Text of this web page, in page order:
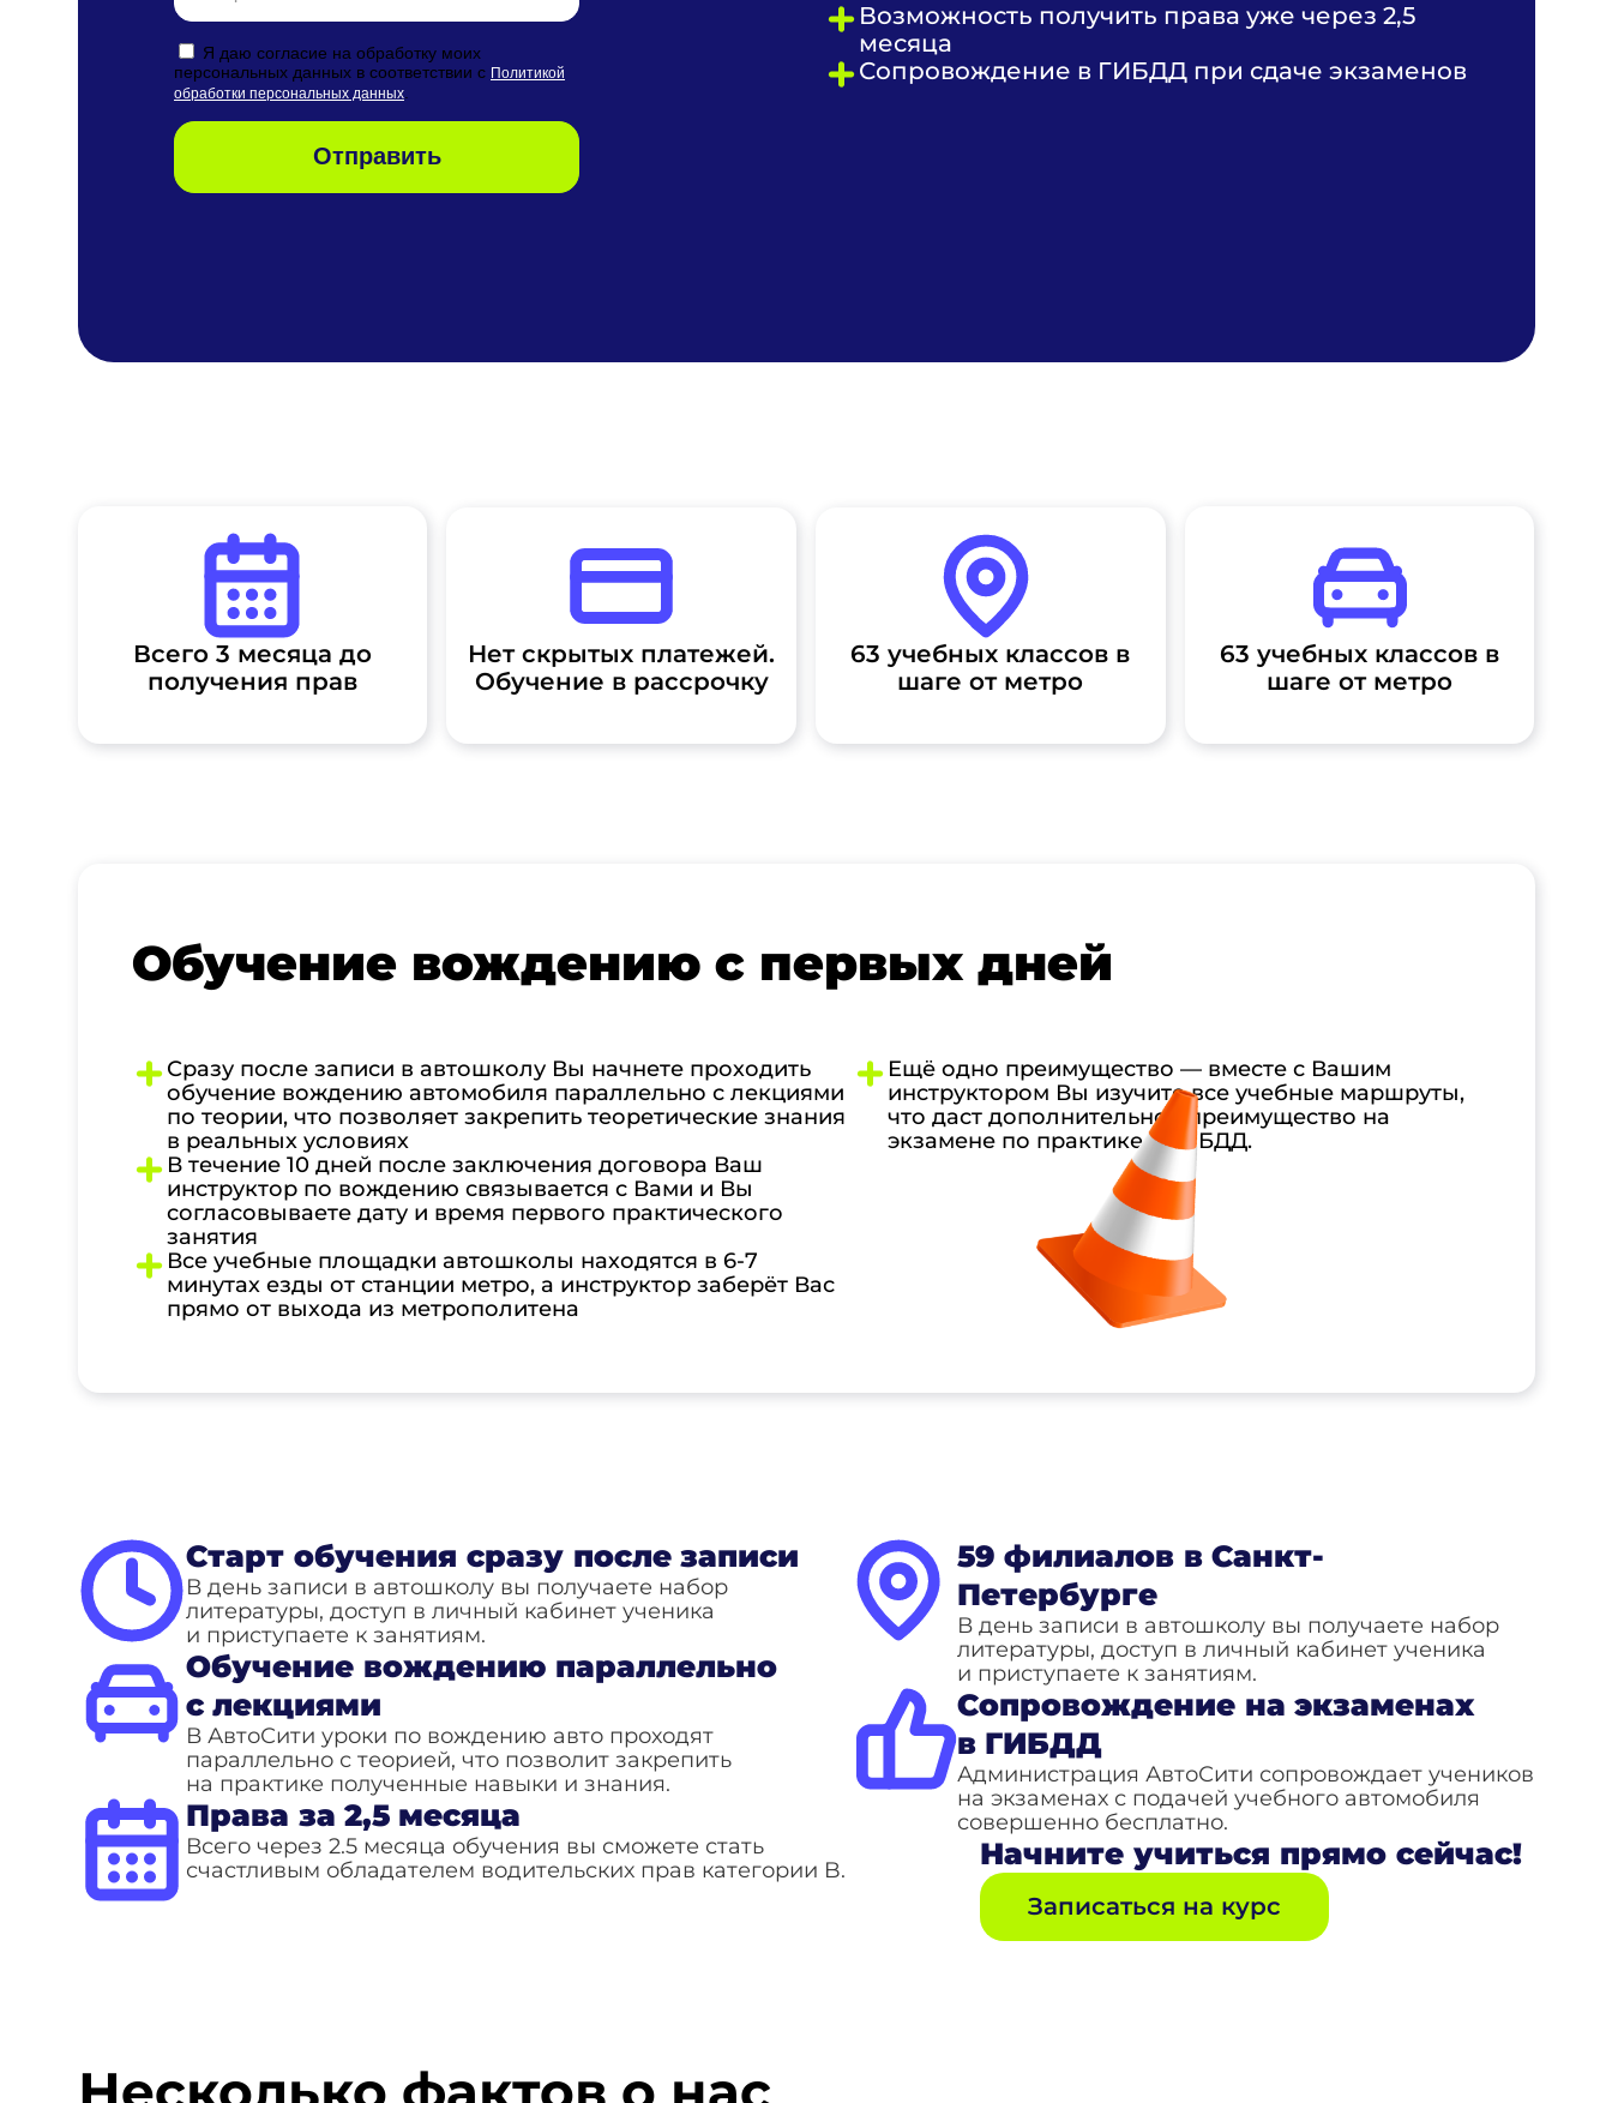
Возможность получить права уже через 2,5
месяца
Сопровождение в ГИБДД при сдаче экзаменов
Всего 3 месяца до
получения прав
Нет скрытых платежей.
Обучение в рассрочку
63 учебных классов в
шаге от метро
63 учебных классов в
шаге от метро
Обучение вождению с первых дней
Сразу после записи в автошколу Вы начнете проходить
обучение вождению автомобиля параллельно с лекциями
по теории, что позволяет закрепить теоретические знания
в реальных условиях
В течение 10 дней после заключения договора Ваш
инструктор по вождению связывается с Вами и Вы
согласовываете дату и время первого практического
занятия
Все учебные площадки автошколы находятся в 6-7
минутах езды от станции метро, а инструктор заберёт Вас
прямо от выхода из метрополитена
Ещё одно преимущество — вместе с Вашим
инструктором Вы изучите все учебные маршруты,
что даст дополнительное преимущество на
экзамене по практике в ГИБДД.
Старт обучения сразу после записи
В день записи в автошколу вы получаете набор
литературы, доступ в личный кабинет ученика
и приступаете к занятиям.
Обучение вождению параллельно
с лекциями
В АвтоСити уроки по вождению авто проходят
параллельно с теорией, что позволит закрепить
на практике полученные навыки и знания.
Права за 2,5 месяца
Всего через 2.5 месяца обучения вы сможете стать
счастливым обладателем водительских прав категории B.
59 филиалов в Санкт-
Петербурге
В день записи в автошколу вы получаете набор
литературы, доступ в личный кабинет ученика
и приступаете к занятиям.
Сопровождение на экзаменах
в ГИБДД
Администрация АвтоСити сопровождает учеников
на экзаменах с подачей учебного автомобиля
совершенно бесплатно.
Начните учиться прямо сейчас!
Записаться на курс